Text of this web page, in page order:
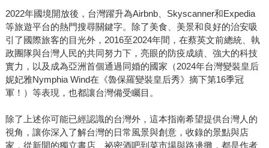
2022年國境開放後，台灣躍升為Airbnb、Skyscanner和Expedia
等旅遊平台的熱門搜尋關鍵字。除了美食、美景和良好的治安吸
引了國際旅客的目光外，2016至2024年間，在蔡英文前總統、執
政團隊與台灣人民的共同努力下，亮眼的防疫成績、強大的科技
實力，以及成為亞洲首個通過同婚的國家（2024年台灣變裝皇后
妮妃雅Nymphia Wind在《魯保羅變裝皇后秀》摘下第16季冠
軍！）等表現，也都讓台灣備受矚目。
除了上述你可能已經認識的台灣外，這本指南希望提供台灣人的
視角，讓你深入了解台灣的日常風景與創意，收錄的景點與店
家，從新開的獨立書店、祕密酒吧到菜市場與路邊攤，都是作者